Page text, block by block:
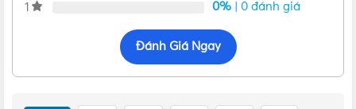
1
0% | 0 đánh giá
Đánh Giá Ngay